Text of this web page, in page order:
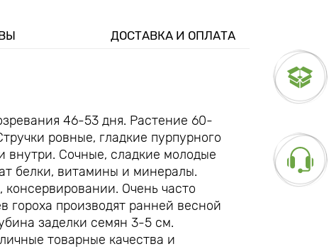
ДОСТАВКА И ОПЛАТА
46-53 дня. Растение 60-
ровные, гладкие пурпурного
внутри. Сочные, сладкие молодые
белки, витамины и минералы.
Очень часто
гороха производят ранней весной
заделки семян 3-5 см.
товарные качества и